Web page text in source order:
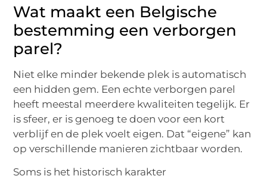
Wat maakt een Belgische
bestemming een verborgen
parel?
Niet elke minder bekende plek is automatisch
een hidden gem. Een echte verborgen parel
heeft meestal meerdere kwaliteiten tegelijk. Er
is sfeer, er is genoeg te doen voor een kort
verblijf en de plek voelt eigen. Dat “eigene” kan
op verschillende manieren zichtbaar worden.
Soms is het historisch karakter